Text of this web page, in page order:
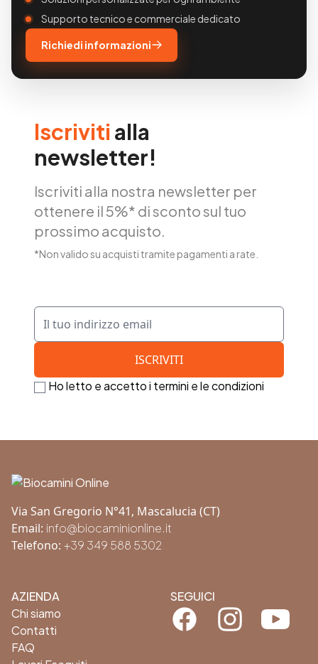
Supporto tecnico e commerciale dedicato
Richiedi informazioni
Iscriviti alla
newsletter!
Iscriviti alla nostra newsletter per
ottenere il 5%* di sconto sul tuo
prossimo acquisto.
*Non valido su acquisti tramite pagamenti a rate.
Ho letto e accetto i termini e le condizioni
Via San Gregorio N°41, Mascalucia (CT)
Email: info@biocaminionline.it
Telefono: +39 349 588 5302
AZIENDA
Chi siamo
Contatti
FAQ
SEGUICI
FacebookInstagramYoutube